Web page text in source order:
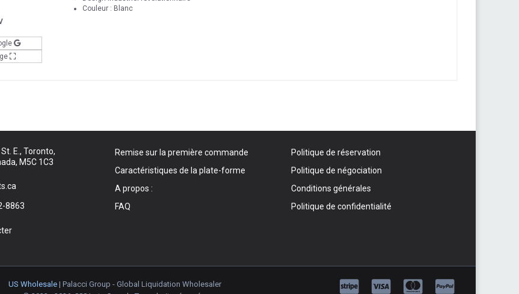
Couleur : Blanc
E., Toronto,
M5C 1C3
8863
Remise sur la première commande
Caractéristiques de la plate-forme
A propos :
FAQ
Politique de réservation
Politique de négociation
Conditions générales
Politique de confidentialité
US Wholesale | Palacci Group - Global Liquidation Wholesaler